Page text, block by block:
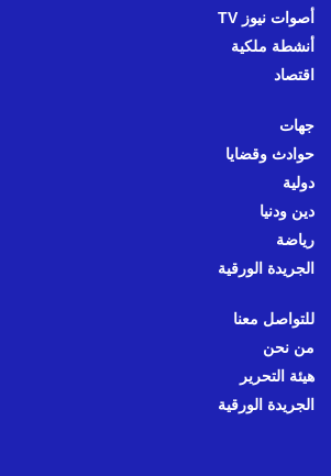
أصوات نيوز TV
أنشطة ملكية
اقتصاد
جهات
حوادث وقضايا
دولية
دين ودنيا
رياضة
الجريدة الورقية
للتواصل معنا
من نحن
هيئة التحرير
الجريدة الورقية